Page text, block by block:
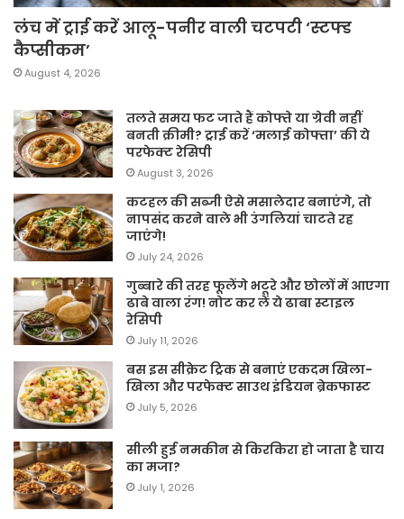
लंच में ट्राई करें आलू-पनीर वाली चटपटी ‘स्टफ्ड
कैप्सीकम’
August 4, 2026
तलते समय फट जाते हैं कोफ्ते या ग्रेवी नहीं
बनती क्रीमी? ट्राई करें ‘मलाई कोफ्ता’ की ये
परफेक्ट रेसिपी
August 3, 2026
कटहल की सब्जी ऐसे मसालेदार बनाएंगे, तो
नापसंद करने वाले भी उंगलियां चाटते रह
जाएंगे!
July 24, 2026
गुब्बारे की तरह फूलेंगे भटूरे और छोलों में आएगा
ढाबे वाला रंग! नोट कर लें ये ढाबा स्टाइल
रेसिपी
July 11, 2026
बस इस सीक्रेट ट्रिक से बनाएं एकदम खिला-
खिला और परफेक्ट साउथ इंडियन ब्रेकफास्ट
July 5, 2026
सीली हुई नमकीन से किरकिरा हो जाता है चाय
का मजा?
July 1, 2026